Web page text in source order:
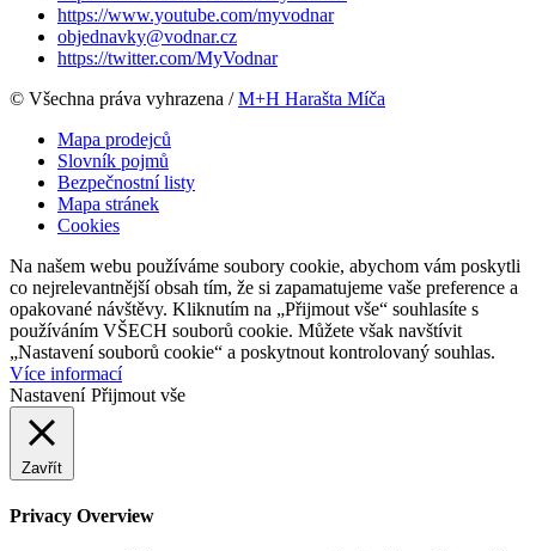
https://www.youtube.com/myvodnar
objednavky@vodnar.cz
https://twitter.com/MyVodnar
© Všechna práva vyhrazena /M+H Harašta Míča
Mapa prodejců
Slovník pojmů
Bezpečnostní listy
Mapa stránek
Cookies
Na našem webu používáme soubory cookie, abychom vám poskytli
co nejrelevantnější obsah tím, že si zapamatujeme vaše preference a
opakované návštěvy. Kliknutím na „Přijmout vše“ souhlasíte s
používáním VŠECH souborů cookie. Můžete však navštívit
„Nastavení souborů cookie“ a poskytnout kontrolovaný souhlas.
Více informací
Nastavení Přijmout vše
Zavřít
Privacy Overview